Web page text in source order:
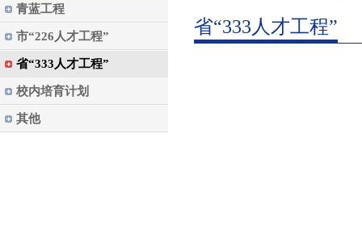
青蓝工程
市“226人才工程”
省“333人才工程”
校内培育计划
其他
省“333人才工程”